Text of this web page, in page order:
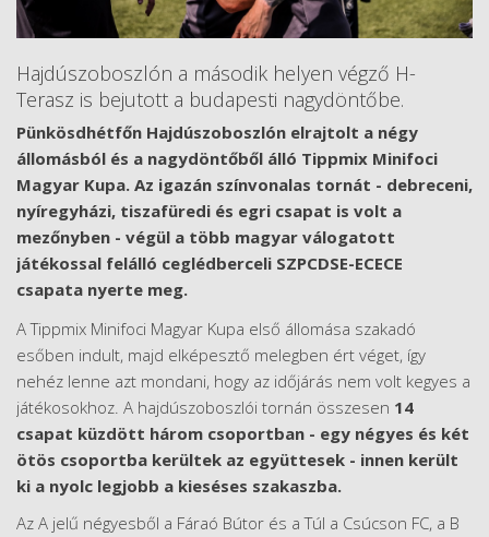
Hajdúszoboszlón a második helyen végző H-
Terasz is bejutott a budapesti nagydöntőbe.
Pünkösdhétfőn Hajdúszoboszlón elrajtolt a négy
állomásból és a nagydöntőből álló Tippmix Minifoci
Magyar Kupa. Az igazán színvonalas tornát - debreceni,
nyíregyházi, tiszafüredi és egri csapat is volt a
mezőnyben - végül a több magyar válogatott
játékossal felálló ceglédberceli SZPCDSE-ECECE
csapata nyerte meg.
A Tippmix Minifoci Magyar Kupa első állomása szakadó
esőben indult, majd elképesztő melegben ért véget, így
nehéz lenne azt mondani, hogy az időjárás nem volt kegyes a
játékosokhoz. A hajdúszoboszlói tornán összesen 14
csapat küzdött három csoportban - egy négyes és két
ötös csoportba kerültek az együttesek - innen került
ki a nyolc legjobb a kieséses szakaszba.
Az A jelű négyesből a Fáraó Bútor és a Túl a Csúcson FC, a B